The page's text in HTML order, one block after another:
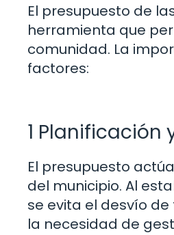
El presupuesto de
herramienta que
comunidad. La
factores:
1 Planificación
El presupuesto
del municipio. Al
se evita el desvío
la necesidad de